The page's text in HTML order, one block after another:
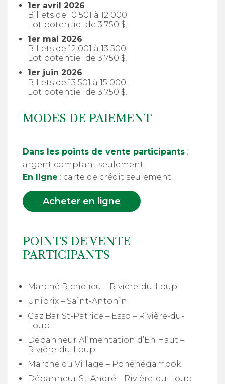
1er avril 2026
Billets de 10 501 à 12 000.
Lot potentiel de 3 750 $.
1er mai 2026
Billets de 12 001 à 13 500.
Lot potentiel de 3 750 $.
1er juin 2026
Billets de 13 501 à 15 000.
Lot potentiel de 3 750 $.
MODES DE PAIEMENT
Dans les points de vente participants :
argent comptant seulement.
En ligne : carte de crédit seulement.
Acheter en ligne
POINTS DE VENTE
PARTICIPANTS
Marché Richelieu – Rivière-du-Loup
Uniprix – Saint-Antonin
Gaz Bar St-Patrice – Esso – Rivière-du-
Loup
Dépanneur Alimentation d’En Haut –
Rivière-du-Loup
Marché du Village – Pohénégamook
Dépanneur St-André – Rivière-du-Loup